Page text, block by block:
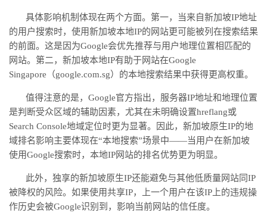
具体影响机制体现在两个方面。第一，当来自新加坡IP地址
的用户搜索时，使用新加坡本地IP的网站更可能被列在搜索结果
的前面。这是因为Google会优先推荐与用户地理位置相匹配的
网站。第二，新加坡本地IP有助于网站在Google
Singapore（google.com.sg）的本地搜索结果中获得更高权重。
值得注意的是， Google官方指出，服务器IP地址和地理位置
是判断受众区域的辅助因素，尤其在未明确设置hreflang或
Search Console地域定位时更为显著。因此，新加坡原生IP的地
域排名影响主要体现在“本地搜索”场景中——当用户在新加坡
使用Google搜索时，本地IP网站的排名优势更为明显。
此外，独享的新加坡原生IP还能避免与其他低质量网站同IP
被降权的风险。如果使用共享IP，上一个用户在该IP上的违规操
作历史会被Google识别到，影响当前网站的信任度。